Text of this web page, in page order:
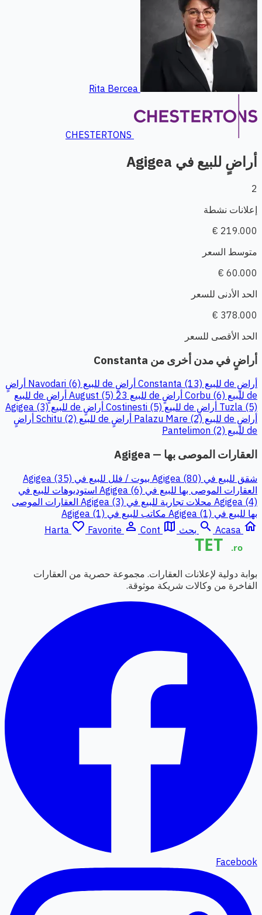
Rita Bercea
CHESTERTONS
أراضٍ للبيع في Agigea
2
إعلانات نشطة
219.000 €
متوسط السعر
60.000 €
الحد الأدنى للسعر
378.000 €
الحد الأقصى للسعر
أراضٍ في مدن أخرى من Constanta
أراضٍ de للبيع Constanta (13) أراضٍ de للبيع Navodari (6)
أراضٍ
de للبيع Corbu (6)
أراضٍ de للبيع 23 August (5)
أراضٍ de للبيع
Tuzla (5) أراضٍ de للبيع Costinesti (5)
أراضٍ de للبيع Agigea (3)
أراضٍ de للبيع Palazu Mare (2)
أراضٍ de للبيع Schitu (2)
أراضٍ
de للبيع Pantelimon (2)
العقارات الموصى بها — Agigea
شقق للبيع في Agigea (80)
بيوت / فلل للبيع في Agigea (35)
العقارات الموصى بها للبيع في Agigea (6)
استوديوهات للبيع في
Agigea (4) محلات تجارية للبيع في Agigea (3)
العقارات الموصى
بها للبيع في Agigea (1)
مكاتب للبيع في Agigea (1)
home
Acasa
search بحث map
Harta favorite_border Favorite person_outline Cont
بوابة دولية لإعلانات العقارات. مجموعة حصرية من العقارات
الفاخرة من وكالات شريكة موثوقة.
Facebook